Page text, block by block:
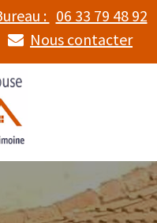
: 06 33 79 48 92
Nous contacter